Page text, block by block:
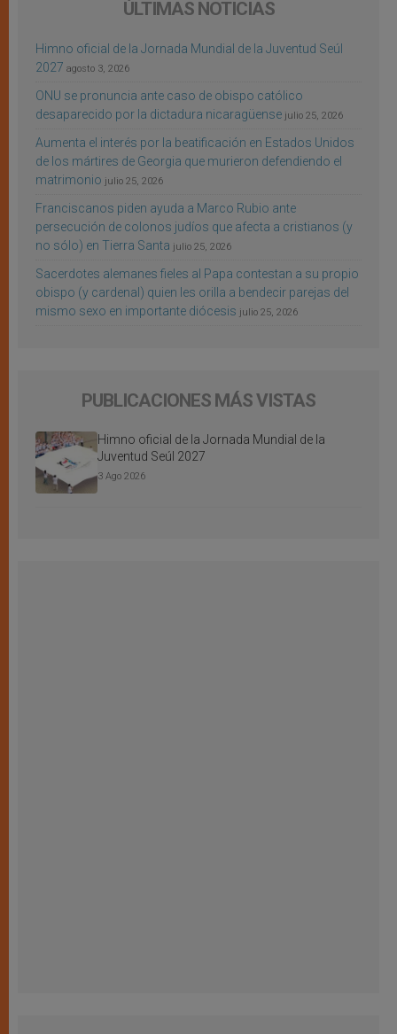
ÚLTIMAS NOTICIAS
Himno oficial de la Jornada Mundial de la Juventud Seúl
2027 agosto 3, 2026
ONU se pronuncia ante caso de obispo católico
desaparecido por la dictadura nicaragüense julio 25, 2026
Aumenta el interés por la beatificación en Estados Unidos
de los mártires de Georgia que murieron defendiendo el
matrimonio julio 25, 2026
Franciscanos piden ayuda a Marco Rubio ante
persecución de colonos judíos que afecta a cristianos (y
no sólo) en Tierra Santa julio 25, 2026
Sacerdotes alemanes fieles al Papa contestan a su propio
obispo (y cardenal) quien les orilla a bendecir parejas del
mismo sexo en importante diócesis julio 25, 2026
PUBLICACIONES MÁS VISTAS
Himno oficial de la Jornada Mundial de la
Juventud Seúl 2027
3 Ago 2026